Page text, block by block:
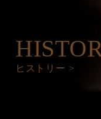
ヒストリー >